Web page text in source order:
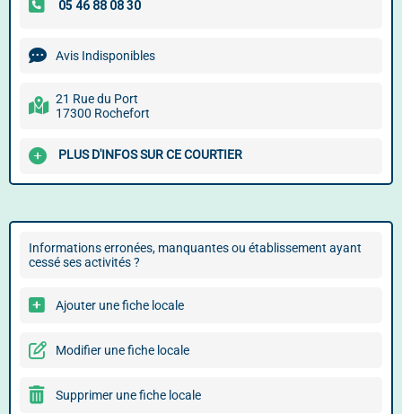
Avis Indisponibles
21 Rue du Port
17300 Rochefort
PLUS D'INFOS SUR CE COURTIER
Informations erronées, manquantes ou établissement ayant
cessé ses activités ?
Ajouter une fiche locale
Modifier une fiche locale
Supprimer une fiche locale